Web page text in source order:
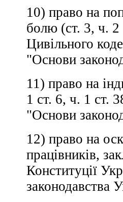
10) право на
болю (ст. 3, ч. 2
Цивільного
"Основи
11) право на
1 ст. 6, ч. 1 ст.
"Основи
12) право на
працівників,
Конституції
законодавства